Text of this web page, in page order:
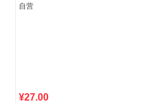
¥27.00